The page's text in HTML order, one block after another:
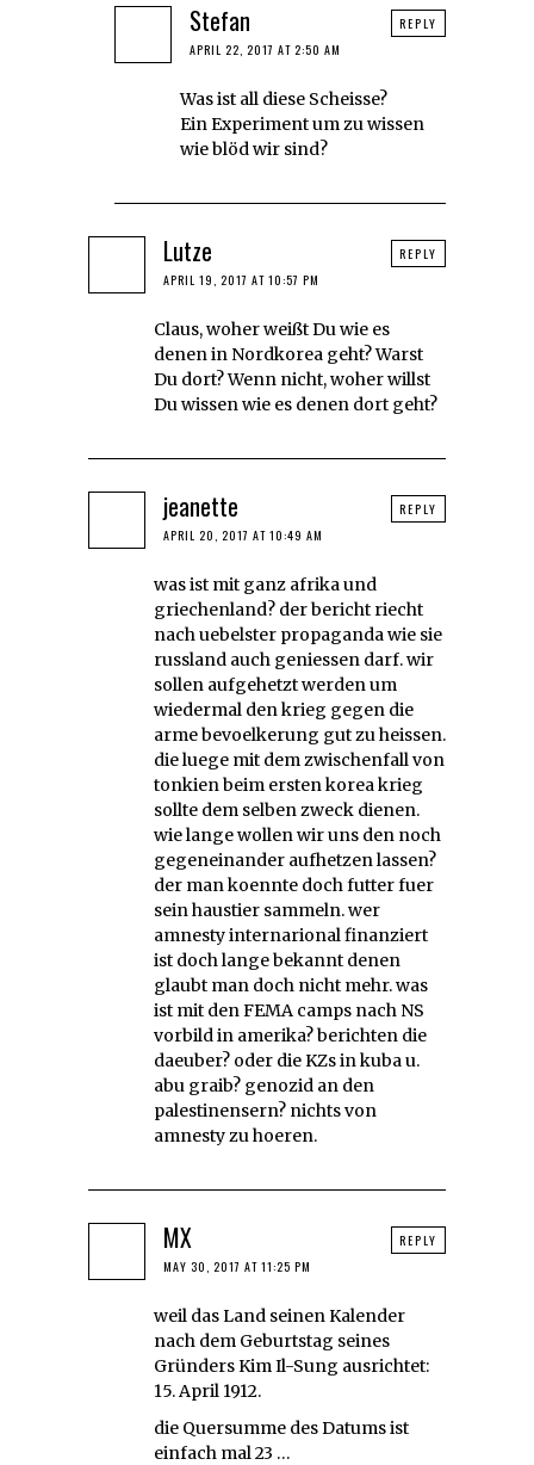
Stefan
APRIL 22, 2017 AT 2:50 AM
Was ist all diese Scheisse?
Ein Experiment um zu wissen
wie blöd wir sind?
REPLY
Lutze
APRIL 19, 2017 AT 10:57 PM
Claus, woher weißt Du wie es
denen in Nordkorea geht? Warst
Du dort? Wenn nicht, woher willst
Du wissen wie es denen dort geht?
REPLY
jeanette
APRIL 20, 2017 AT 10:49 AM
was ist mit ganz afrika und
griechenland? der bericht riecht
nach uebelster propaganda wie sie
russland auch geniessen darf. wir
sollen aufgehetzt werden um
wiedermal den krieg gegen die
arme bevoelkerung gut zu heissen.
die luege mit dem zwischenfall von
tonkien beim ersten korea krieg
sollte dem selben zweck dienen.
wie lange wollen wir uns den noch
gegeneinander aufhetzen lassen?
der man koennte doch futter fuer
sein haustier sammeln. wer
amnesty internarional finanziert
ist doch lange bekannt denen
glaubt man doch nicht mehr. was
ist mit den FEMA camps nach NS
vorbild in amerika? berichten die
daeuber? oder die KZs in kuba u.
abu graib? genozid an den
palestinensern? nichts von
amnesty zu hoeren.
REPLY
MX
MAY 30, 2017 AT 11:25 PM
weil das Land seinen Kalender
nach dem Geburtstag seines
Gründers Kim Il-Sung ausrichtet:
15. April 1912.
die Quersumme des Datums ist
einfach mal 23 …
REPLY